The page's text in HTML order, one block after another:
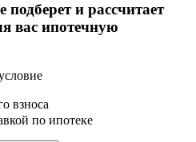
и рассчитает
вас ипотечную
взноса
по ипотеке